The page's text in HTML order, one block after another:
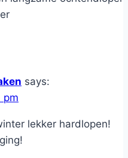
says:
pm
lekker hardlopen!